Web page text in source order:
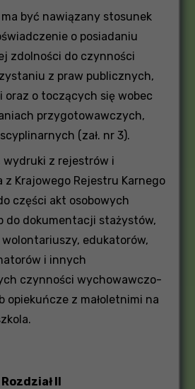
ma być nawiązany stosunek
o posiadaniu
zdolności do czynności
z praw publicznych,
oraz o toczących się wobec
przygotowawczych,
(zał. nr 3).
wydruki z rejestrów i
z Krajowego Rejestru Karnego
części akt osobowych
do dokumentacji stażystów,
edukatorów,
i innych
czynności wychowawczo-
opiekuńcze z małoletnimi na
Rozdział II